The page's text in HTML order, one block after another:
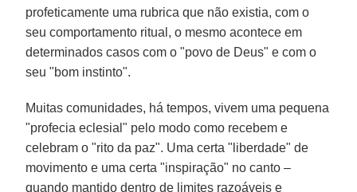
profeticamente uma rubrica que não existia, com o
seu comportamento ritual, o mesmo acontece em
determinados casos com o "povo de Deus" e com o
seu "bom instinto".
Muitas comunidades, há tempos, vivem uma pequena
"profecia eclesial" pelo modo como recebem e
celebram o "rito da paz". Uma certa "liberdade" de
movimento e uma certa "inspiração" no canto –
quando mantido dentro de limites razoáveis e